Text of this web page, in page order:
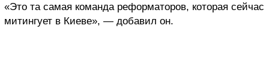
«Это та самая команда реформаторов, которая сейчас
митингует в Киеве», — добавил он.